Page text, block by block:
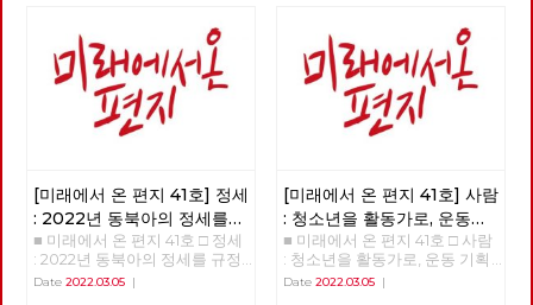
[미래에서 온 편지 41호] 정세
: 2022년 동북아의 정세를
규정하는 네 가지 요인
■ 미래에서 온 편지 41호 □ 정세
: 2022년 동북아의 정세를 규정
하는 네 가지 요인 >>>>>> 업로
Date 2022.03.05 |
[미래에서 온 편지 41호] 사람
: 청소년을 활동가로, 운동
기획자 고유미
■ 미래에서 온 편지 41호 □ 사람
: 청소년을 활동가로, 운동 기획
자 고유미 >>>>>> 업로드 준비
Date 2022.03.05|